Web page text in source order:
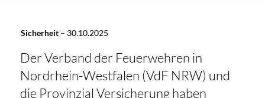
Sicherheit– 30.10.2025
Der Verband der Feuerwehren in
Nordrhein-Westfalen (VdF NRW) und
die Provinzial Versicherung haben